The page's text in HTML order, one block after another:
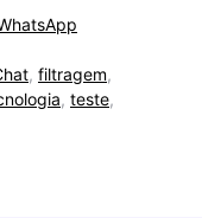
, filtragem,
, teste,